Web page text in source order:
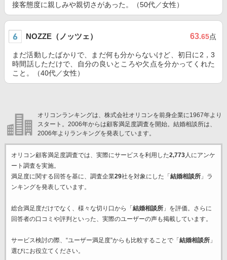
接客態度に親しみや親切さがあった。（50代／女性）
NOZZE（ノッツェ） 63.65点
まだ活動したばかりで、まだ何も分からないけど、初日に2，3
時間話しただけで、自分の良いところや欠点を分かってくれた
こと。（40代／女性）
オリコンランキングは、株式会社オリコンを前身企業に1967年より
スタート。2006年からは顧客満足度調査を開始。結婚相談所は、
2006年よりランキングを発表しています。
オリコン顧客満足度調査では、実際にサービスを利用した2,773人にアンケ
ート調査を実施。
満足度に関する回答を基に、調査企業29社を対象にした「 結婚相談所」ラ
ンキングを発表しています。
総合満足度だけでなく、様々な切り口から「 結婚相談所」を評価。さらに
回答者の口コミや評判といった、実際のユーザーの声も掲載しています。
サービス検討の際、“ユーザー満足度”からも比較することで「 結婚相談所」
選びにお役立てください。